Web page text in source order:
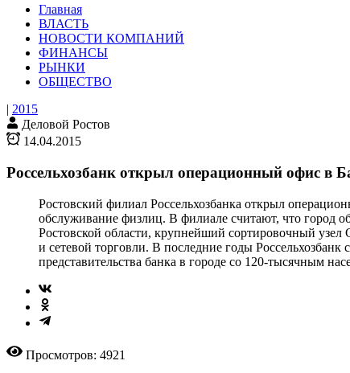
Главная
ВЛАСТЬ
НОВОСТИ КОМПАНИЙ
ФИНАНСЫ
РЫНКИ
ОБЩЕСТВО
| 2015
Деловой Ростов
14.04.2015
Россельхозбанк открыл операционный офис в
Ростовский филиал Россельхозбанка открыл
обслуживание физлиц. В филиале считают, что город
Ростовской области, крупнейший сортировочный узел
и сетевой торговли. В последние годы
представительства банка в городе со 120-тысячным
Просмотров: 4921